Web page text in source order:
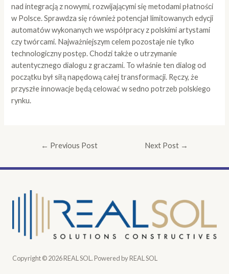
nad integracją z nowymi, rozwijającymi się metodami płatności
w Polsce. Sprawdza się również potencjał limitowanych edycji
automatów wykonanych we współpracy z polskimi artystami
czy twórcami. Najważniejszym celem pozostaje nie tylko
technologiczny postęp. Chodzi także o utrzymanie
autentycznego dialogu z graczami. To właśnie ten dialog od
początku był siłą napędową całej transformacji. Ręczy, że
przyszłe innowacje będą celować w sedno potrzeb polskiego
rynku.
← Previous Post Next Post →
Copyright © 2026 REAL SOL. Powered by REAL SOL